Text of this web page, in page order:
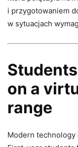
i przygotowaniem
w sytuacjach
on a
range
Modern